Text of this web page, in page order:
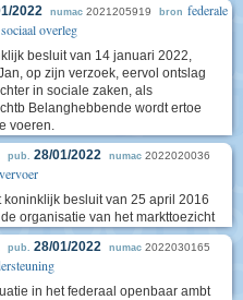
2022 numac 2021205919 bron federale
overleg
besluit van 14 januari 2022,
op zijn verzoek, eervol ontslag
in sociale zaken, als
Belanghebbende wordt ertoe
voeren.
pub. 28/01/2022 numac 2022020036
besluit van 25 april 2016
organisatie van het markttoezicht
pub. 28/01/2022 numac 2022030165
in het federaal openbaar ambt